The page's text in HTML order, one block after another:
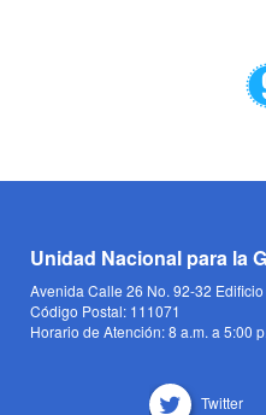
Unidad Nacional para la
Avenida Calle 26 No. 92-32
Código Postal: 111071
Horario de Atención: 8 a.m. a 5:00
Twitter